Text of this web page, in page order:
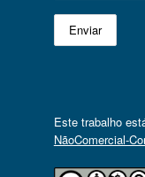
Este trabalho
NãoComercial-